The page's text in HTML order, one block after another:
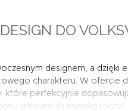
DO
designem, a dzięki
charakteru. W ofercie
perfekcyjnie
gwarantują wysoką